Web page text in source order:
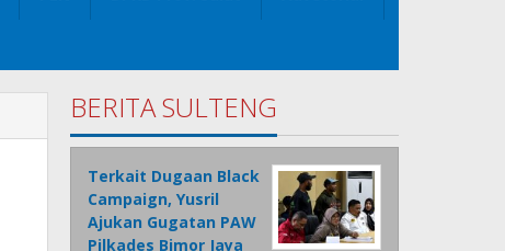
BERITA SULTENG
Terkait Dugaan Black
Campaign, Yusril
Ajukan Gugatan PAW
Pilkades Bimor Jaya